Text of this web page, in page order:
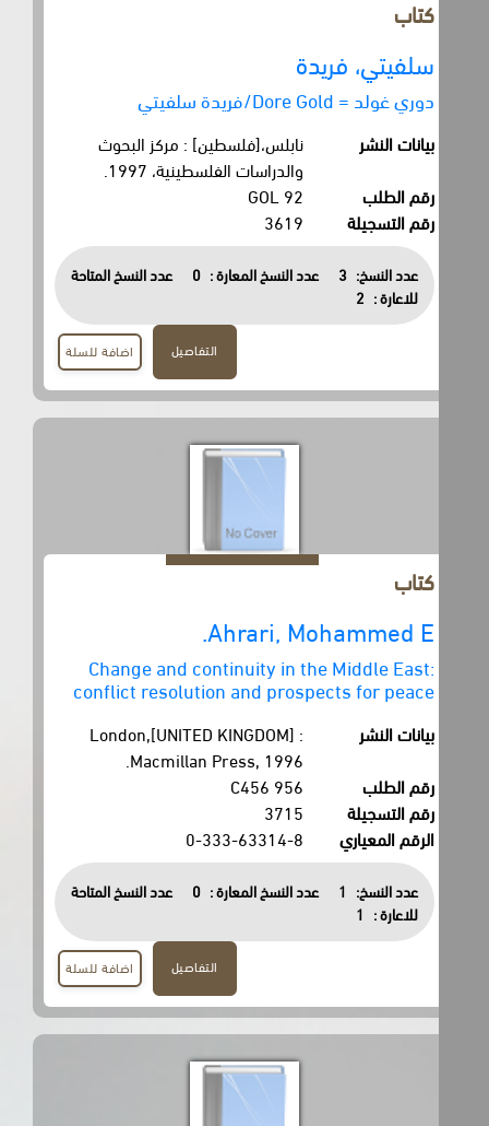
سلفيتي، فريدة
دوري غولد = Dore Gold/فريدة سلفيتي
بيانات النشر
نابلس،[فلسطين] : مركز البحوث
والدراسات الفلسطينية، 1997.
رقم الطلب
رقم التسجيلة
3619
عدد النسخ: 3 عدد النسخ المعارة : 0
عدد النسخ المتاحة
للاعارة :
2
اضافة للسلة
Ahrari, Mohammed E.
Change and continuity in the Middle East:
conflict resolution and prospects for peace
بيانات النشر
London,[UNITED KINGDOM] :
Macmillan Press, 1996.
رقم الطلب
رقم التسجيلة
3715
الرقم المعياري
0-333-63314-8
عدد النسخ: 1 عدد النسخ المعارة : 0
عدد النسخ المتاحة
للاعارة :
1
اضافة للسلة